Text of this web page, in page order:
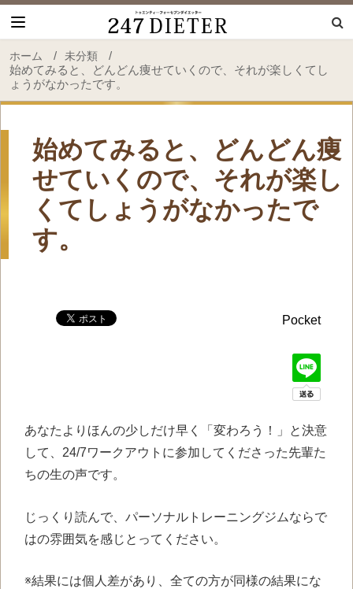
ホーム / 未分類
/
始めてみると、どんどん痩せていくので、それが楽しくてし
ょうがなかったです。
始めてみると、どんどん痩
せていくので、それが楽し
くてしょうがなかったで
す。
Pocket
あなたよりほんの少しだけ早く「変わろう！」と決意
して、24/7ワークアウトに参加してくださった先輩た
ちの生の声です。
じっくり読んで、パーソナルトレーニングジムならで
はの雰囲気を感じとってください。
※結果には個人差があり、全ての方が同様の結果にな